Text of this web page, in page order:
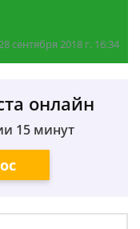
сентября 2018 г. 16:34
онлайн
15 минут